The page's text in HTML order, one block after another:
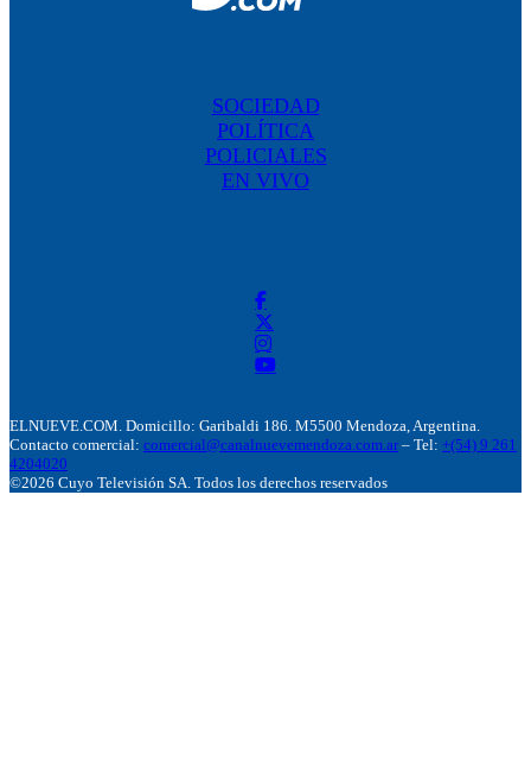
SOCIEDAD
POLÍTICA
POLICIALES
EN VIVO
ELNUEVE.COM. Domicillo: Garibaldi 186. M5500 Mendoza, Argentina.
Contacto comercial: comercial@canalnuevemendoza.com.ar – Tel: +(54) 9 261
4204020
©2026 Cuyo Televisión SA. Todos los derechos reservados